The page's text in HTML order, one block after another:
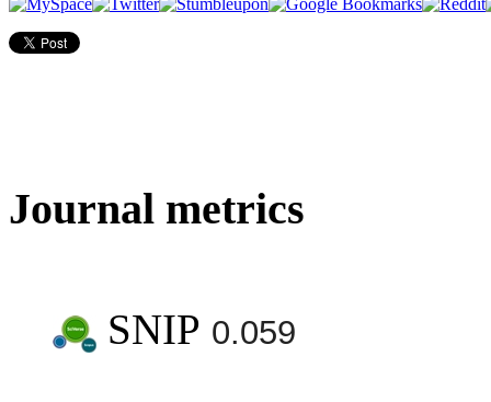
Journal metrics
SNIP 0.059